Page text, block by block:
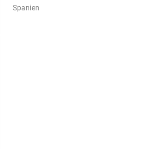
Spanien